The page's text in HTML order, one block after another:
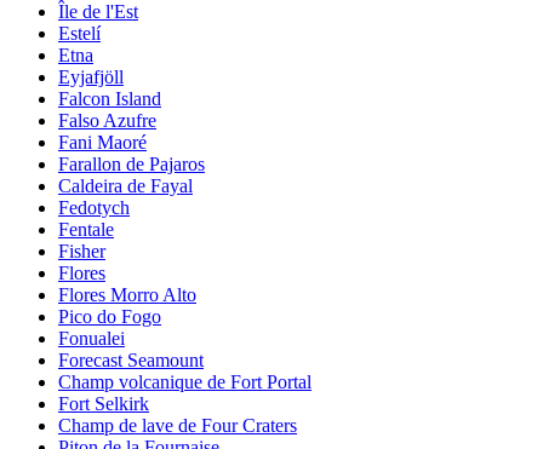
Île de l'Est
Estelí
Etna
Eyjafjöll
Falcon Island
Falso Azufre
Fani Maoré
Farallon de Pajaros
Caldeira de Fayal
Fedotych
Fentale
Fisher
Flores
Flores Morro Alto
Pico do Fogo
Fonualei
Forecast Seamount
Champ volcanique de Fort Portal
Fort Selkirk
Champ de lave de Four Craters